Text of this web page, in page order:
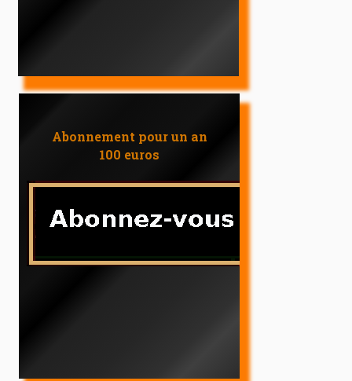
Abonnement pour un an
100 euros